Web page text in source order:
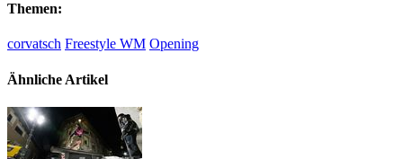
Themen:
corvatsch Freestyle WM Opening
Ähnliche Artikel